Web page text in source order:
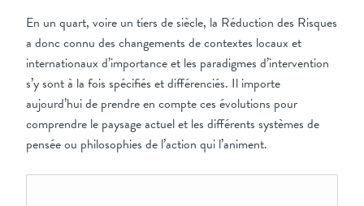
En un quart, voire un tiers de siècle, la Réduction des Risques
a donc connu des changements de contextes locaux et
internationaux d’importance et les paradigmes d’intervention
s’y sont à la fois spécifiés et différenciés. Il importe
aujourd’hui de prendre en compte ces évolutions pour
comprendre le paysage actuel et les différents systèmes de
pensée ou philosophies de l’action qui l’animent.